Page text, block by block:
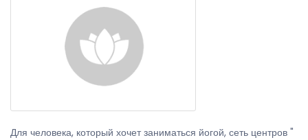
Для человека, который хочет заниматься йогой, сеть центров "